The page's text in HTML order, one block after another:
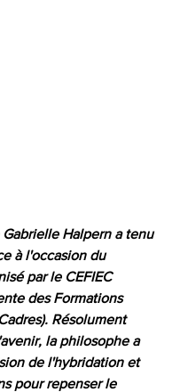
Halpern a tenu
à l'occasion du
par le CEFIEC
des Formations
Résolument
la philosophe a
de l'hybridation et
pour repenser le